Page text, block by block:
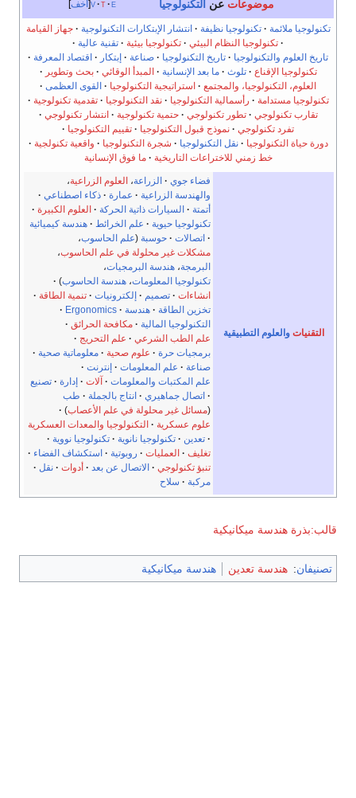
أخف v t e موضوعات عن التكنولوجيا
تكنولوجيا ملائمة تكنولوجيا نظيفة انتشار الإبتكارات التكنولوجية
جهاز القيامة
تكنولوجيا النظام البيئي
تكنولوجيا بيئية
تقنية عالية
تاريخ العلوم والتكنولوجيا
تاريخ التكنولوجيا صناعة إبتكار
اقتصاد المعرفة
تكنولوجيا الإقناع
تلوث ما بعد الإنسانية المبدأ الوقائي
بحث وتطوير
العلوم، التكنولوجيا، والمجتمع
استراتيجية التكنولوجيا
القوى العظمى
تكنولوجيا مستدامة
رأسمالية التكنولوجيا نقد التكنولوجيا
تقدمية تكنولوجية
تقارب تكنولوجي
تطور تكنولوجي حتمية تكنولوجية
انتشار تكنولوجي
تفرد تكنولوجي
نموذج قبول التكنولوجيا
تقييم التكنولوجيا
دورة حياة التكنولوجيا
نقل التكنولوجيا شجرة التكنولوجيا
واقعية تكنولجية
خط زمني للاختراعات التاريخية
ما فوق الإنسانية
التقنيات والعلوم التطبيقية
فضاء جوي الزراعة،العلوم الزراعية،
والهندسة الزراعية
عمارة
ذكاء اصطناعي
أتمتة
السيارات ذاتية الحركة
العلوم الكبيرة
تكنولوجيا حيوية
علم الخرائط
هندسة كيميائية
اتصالات
حوسبة (علم الحاسوب،
مشكلات غير محلولة في علم الحاسوب،
البرمجة،هندسة البرمجيات،
تكنولوجيا المعلومات،هندسة الحاسوب)
انشاءات
تصميم إلكترونيات
تنمية الطاقة
تخزين الطاقة
هندسة
Ergonomics
التكنولوجيا المالية
مكافحة الحرائق
علم الطب الشرعي
علم التحريج
برمجيات حرة
علوم صحية
معلوماتية صحية
صناعة
علم المعلومات
إنترنت
علم المكتبات والمعلومات
آلات إدارة
تصنيع
اتصال جماهيري
انتاج بالجملة
طب
(مسائل غير محلولة في علم الأعصاب)
علوم عسكرية
التكنولوجيا والمعدات العسكرية
تعدين
تكنولوجيا نانوية
تكنولوجيا نووية
تغليف
العمليات روبوتية
استكشاف الفضاء
تنبؤ تكنولوجي
الاتصال عن بعد أدوات
نقل
مركبة
سلاح
قالب:بذرة هندسة ميكانيكية
تصنيفان: هندسة تعدين هندسة ميكانيكية